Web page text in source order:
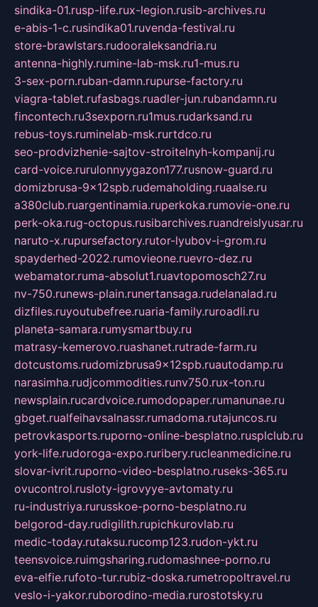
sindika-01.rusp-life.rux-legion.rusib-archives.ru
e-abis-1-c.rusindika01.ruvenda-festival.ru
store-brawlstars.rudooraleksandria.ru
antenna-highly.rumine-lab-msk.ru1-mus.ru
3-sex-porn.ruban-damn.rupurse-factory.ru
viagra-tablet.rufasbags.ruadler-jun.rubandamn.ru
fincontech.ru3sexporn.ru1mus.rudarksand.ru
rebus-toys.ruminelab-msk.rurtdco.ru
seo-prodvizhenie-sajtov-stroitelnyh-kompanij.ru
card-voice.rurulonnyygazon177.rusnow-guard.ru
domizbrusa-9x12spb.rudemaholding.ruaalse.ru
a380club.ruargentinamia.ruperkoka.rumovie-one.ru
perk-oka.rug-octopus.rusibarchives.ruandreislyusar.ru
naruto-x.rupursefactory.rutor-lyubov-i-grom.ru
spayderhed-2022.rumovieone.ruevro-dez.ru
webamator.ruma-absolut1.ruavtopomosch27.ru
nv-750.runews-plain.runertansaga.rudelanalad.ru
dizfiles.ruyoutubefree.ruaria-family.ruroadli.ru
planeta-samara.rumysmartbuy.ru
matrasy-kemerovo.ruashanet.rutrade-farm.ru
dotcustoms.rudomizbrusa9x12spb.ruautodamp.ru
narasimha.rudjcommodities.runv750.rux-ton.ru
newsplain.rucardvoice.rumodopaper.rumanunae.ru
gbget.rualfeihavsalnassr.rumadoma.rutajuncos.ru
petrovkasports.ruporno-online-besplatno.rusplclub.ru
york-life.rudoroga-expo.ruribery.rucleanmedicine.ru
slovar-ivrit.ruporno-video-besplatno.ruseks-365.ru
ovucontrol.rusloty-igrovyye-avtomaty.ru
ru-industriya.rurusskoe-porno-besplatno.ru
belgorod-day.rudigilith.rupichkurovlab.ru
medic-today.rutaksu.rucomp123.rudon-ykt.ru
teensvoice.ruimgsharing.rudomashnee-porno.ru
eva-elfie.rufoto-tur.rubiz-doska.rumetropoltravel.ru
veslo-i-yakor.ruborodino-media.rurostotsky.ru